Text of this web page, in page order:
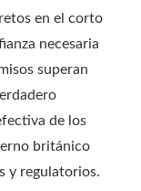
en el corto
necesaria
superan
de los
británico
y regulatorios.